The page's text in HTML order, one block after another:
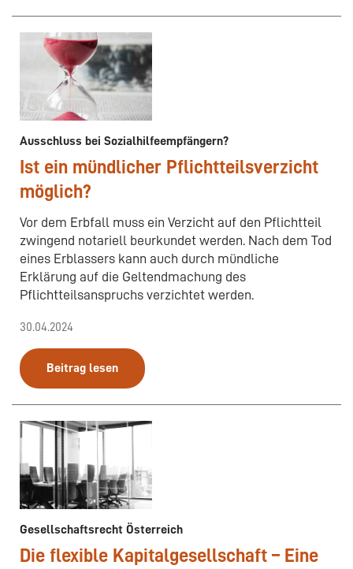
Ausschluss bei Sozialhilfeempfängern?
Ist ein mündlicher Pflichtteilsverzicht
möglich?
Vor dem Erbfall muss ein Verzicht auf den Pflichtteil
zwingend notariell beurkundet werden. Nach dem Tod
eines Erblassers kann auch durch mündliche
Erklärung auf die Geltendmachung des
Pflichtteilsanspruchs verzichtet werden.
30.04.2024
Beitrag lesen
Gesellschaftsrecht Österreich
Die flexible Kapitalgesellschaft – Eine